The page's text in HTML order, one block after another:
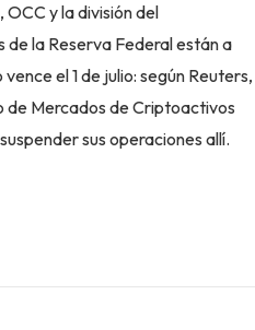
y la división del
la Reserva Federal están a
el 1 de julio: según Reuters,
de Mercados de Criptoactivos
sus operaciones allí.